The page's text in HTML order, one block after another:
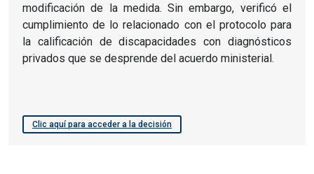
modificación de la medida. Sin embargo, verificó el
cumplimiento de lo relacionado con el protocolo para
la calificación de discapacidades con diagnósticos
privados que se desprende del acuerdo ministerial.
Clic aquí para acceder a la decisión